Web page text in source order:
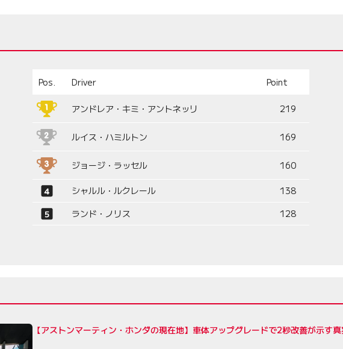
Pos. Driver Point
アンドレア・キミ・アントネッリ 219
ルイス・ハミルトン 169
ジョージ・ラッセル 160
シャルル・ルクレール
138
ランド・ノリス
128
【アストンマーティン・ホンダの現在地】車体アップグレードで2秒改善が示す